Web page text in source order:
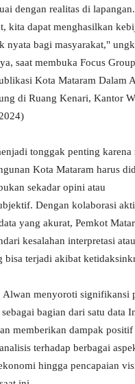
dengan realitas di
kita dapat menghasilkan
nyata bagi masyarakat,"
saat membuka Focus
Kota Mataram Dalam
di Ruang Kenari, Kantor
tonggak penting karena
Kota Mataram harus
sekadar opini atau
Dengan kolaborasi
yang akurat, Pemkot
kesalahan interpretasi
bisa terjadi akibat
Alwan menyoroti signifikansi
bagian dari satu data
memberikan dampak positif
terhadap berbagai
hingga pencapaian